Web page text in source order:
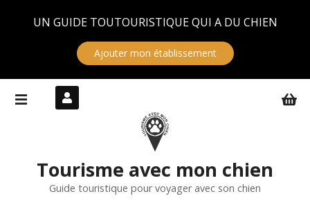
UN GUIDE TOUTOURISTIQUE QUI A DU CHIEN
Ajouter mon établissement
Tourisme avec mon chien
Guide touristique pour voyager avec son chien